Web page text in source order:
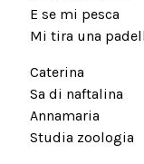
E se mi pesca
Mi tira una
Caterina
Sa di naftalina
Annamaria
Studia zoologia